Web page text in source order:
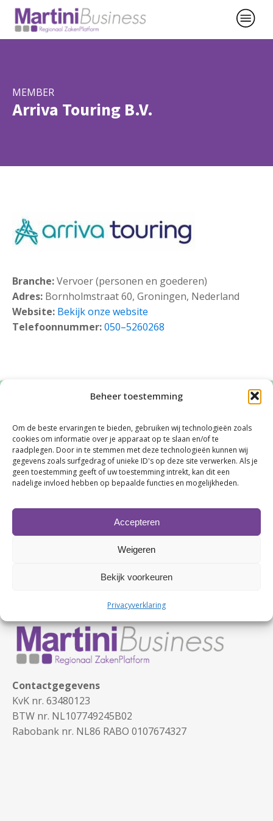
Beheer toestemming
Om de beste ervaringen te bieden, gebruiken wij technologieën zoals
cookies om informatie over je apparaat op te slaan en/of te
raadplegen. Door in te stemmen met deze technologieën kunnen wij
gegevens zoals surfgedrag of unieke ID's op deze site verwerken. Als je
geen toestemming geeft of uw toestemming intrekt, kan dit een
nadelige invloed hebben op bepaalde functies en mogelijkheden.
Accepteren
Weigeren
Bekijk voorkeuren
Privacyverklaring
MEMBER
Arriva Touring B.V.
Branche:Vervoer (personen en goederen)
Adres: Bornholmstraat 60, Groningen, Nederland
Website: Bekijk onze website
Telefoonnummer:050–5260268
Klik om marketing cookies te accepteren en
deze inhoud in te schakelen
Contactgegevens
KvK nr. 63480123
BTW nr. NL107749245B02
Rabobank nr. NL86 RABO 0107674327